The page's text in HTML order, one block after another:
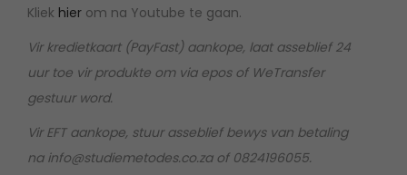
k
a
p
a
Kliek hier om na Youtube te gaan.
Vir kredietkaart (PayFast) aankope, laat asseblief 24
uur toe vir produkte om via epos of WeTransfer
gestuur word.
Vir EFT aankope, stuur asseblief bewys van betaling
na info@studiemetodes.co.za of 0824196055.